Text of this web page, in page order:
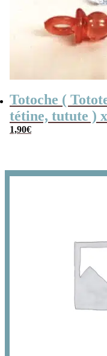
Totoche (
tétine, tutute )
1,90€